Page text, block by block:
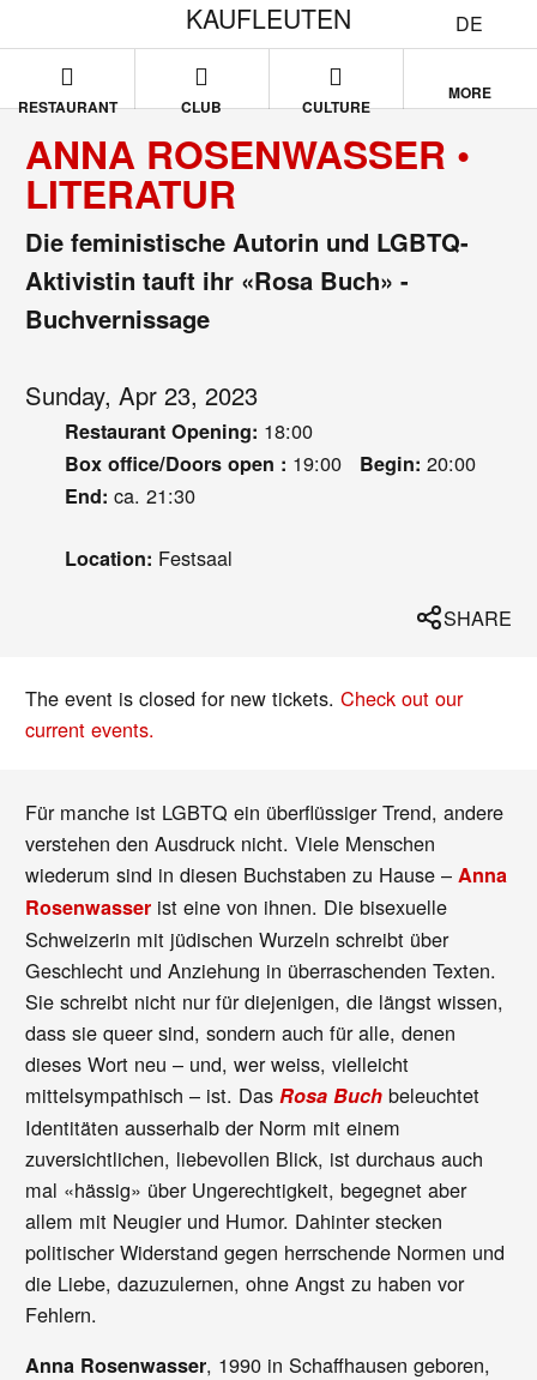
DE
KAUFLEUTEN
RESTAURANT CLUB CULTURE
MORE
ANNA ROSENWASSER •
LITERATUR
Die feministische Autorin und LGBTQ-
Aktivistin tauft ihr «Rosa Buch» -
Buchvernissage
Sunday, Apr 23, 2023
Restaurant Opening: 18:00
Box office/Doors open : 19:00 Begin: 20:00
End: ca. 21:30
Location: Festsaal
SHARE
The event is closed for new tickets.Check out our
current events.
Für manche ist LGBTQ ein überflüssiger Trend, andere
verstehen den Ausdruck nicht. Viele Menschen
wiederum sind in diesen Buchstaben zu Hause – Anna
Rosenwasser ist eine von ihnen. Die bisexuelle
Schweizerin mit jüdischen Wurzeln schreibt über
Geschlecht und Anziehung in überraschenden Texten.
Sie schreibt nicht nur für diejenigen, die längst wissen,
dass sie queer sind, sondern auch für alle, denen
dieses Wort neu – und, wer weiss, vielleicht
mittelsympathisch – ist. Das Rosa Buch beleuchtet
Identitäten ausserhalb der Norm mit einem
zuversichtlichen, liebevollen Blick, ist durchaus auch
mal «hässig» über Ungerechtigkeit, begegnet aber
allem mit Neugier und Humor. Dahinter stecken
politischer Widerstand gegen herrschende Normen und
die Liebe, dazuzulernen, ohne Angst zu haben vor
Fehlern.
Anna Rosenwasser, 1990 in Schaffhausen geboren,